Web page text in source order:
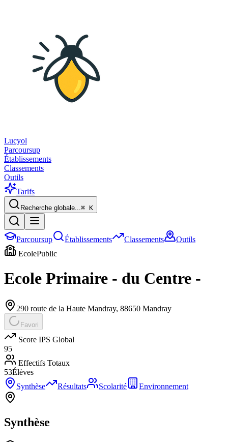
Lucyol
Parcoursup
Établissements
Classements
Outils
Tarifs
Recherche globale...⌘ K
Parcoursup Établissements Classements
Outils
EcolePublic
Ecole Primaire - du Centre -
290 route de la Haute Mandray, 88650 Mandray
Favori
Score IPS Global
95
Effectifs Totaux
53Élèves
Synthèse
Résultats Scolarité Environnement
Synthèse